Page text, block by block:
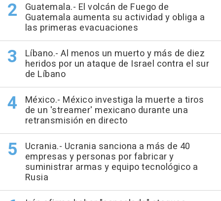
Guatemala.- El volcán de Fuego de
Guatemala aumenta su actividad y obliga a
las primeras evacuaciones
Líbano.- Al menos un muerto y más de diez
heridos por un ataque de Israel contra el sur
de Líbano
México.- México investiga la muerte a tiros
de un 'streamer' mexicano durante una
retransmisión en directo
Ucrania.- Ucrania sanciona a más de 40
empresas y personas por fabricar y
suministrar armas y equipo tecnológico a
Rusia